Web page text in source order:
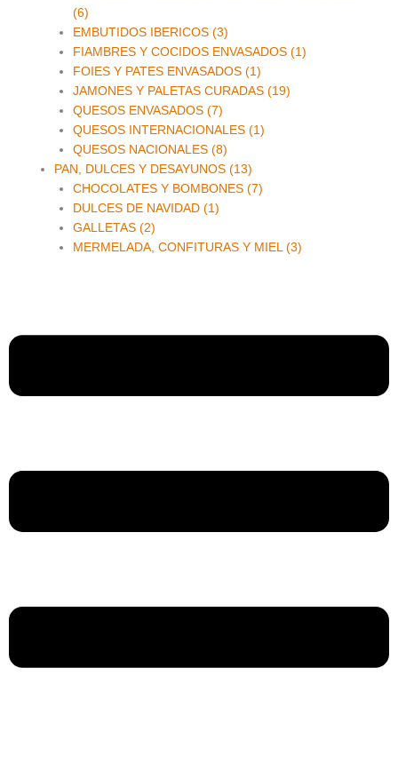
(6)
EMBUTIDOS IBERICOS (3)
FIAMBRES Y COCIDOS ENVASADOS (1)
FOIES Y PATES ENVASADOS (1)
JAMONES Y PALETAS CURADAS (19)
QUESOS ENVASADOS (7)
QUESOS INTERNACIONALES (1)
QUESOS NACIONALES (8)
PAN, DULCES Y DESAYUNOS (13)
CHOCOLATES Y BOMBONES (7)
DULCES DE NAVIDAD (1)
GALLETAS (2)
MERMELADA, CONFITURAS Y MIEL (3)